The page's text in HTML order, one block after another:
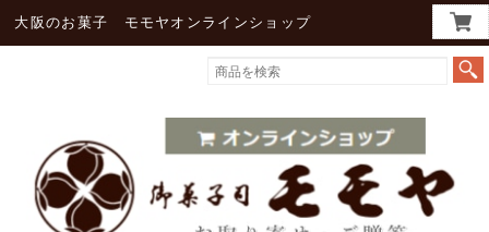
大阪のお菓子 モモヤオンラインショップ